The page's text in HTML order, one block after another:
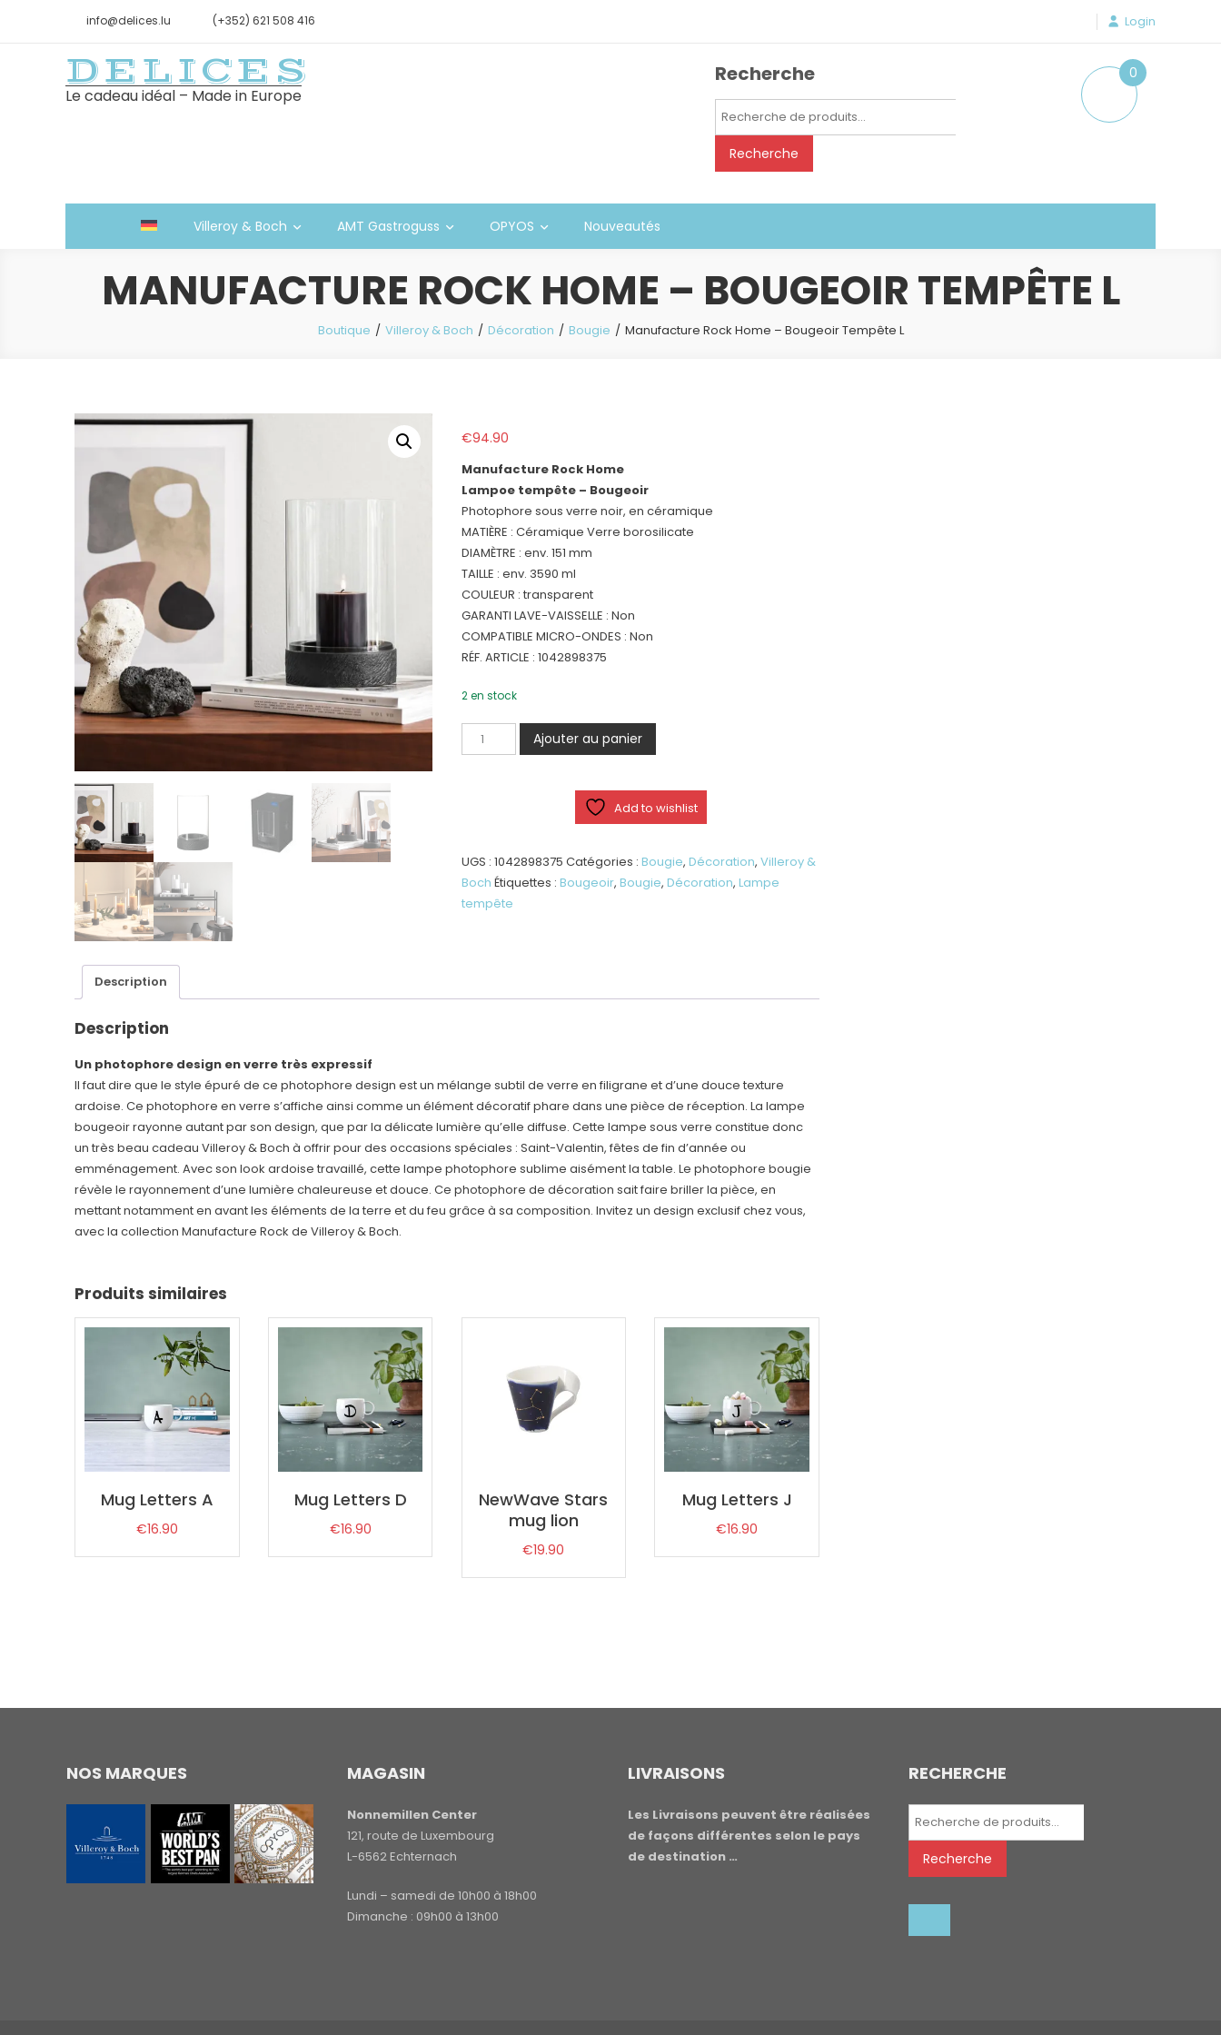
info@delices.lu (+352) 621 508 416 Login
DELICES
Le cadeau idéal – Made in Europe
Recherche
Recherche
Recherche
0
item
Villeroy & Boch AMT Gastroguss OPYOS Nouveautés
MANUFACTURE ROCK HOME – BOUGEOIR TEMPÊTE L
Boutique Villeroy & Boch Décoration Bougie Manufacture Rock Home – Bougeoir Tempête L
€94.90
Manufacture Rock Home
Lampoe tempête – Bougeoir
Photophore sous verre noir, en céramique
MATIÈRE : Céramique Verre borosilicate
DIAMÈTRE : env. 151 mm
TAILLE : env. 3590 ml
COULEUR : transparent
GARANTI LAVE-VAISSELLE : Non
COMPATIBLE MICRO-ONDES : Non
RÉF. ARTICLE : 1042898375
2 en stock
quantité
de
Bougeoir
Tempête
L
Ajouter au panier
Add to wishlist
UGS :1042898375 Catégories :Bougie,Décoration,Villeroy &
Boch Étiquettes :Bougeoir,Bougie,Décoration,Lampe
tempête
Description
Description
Un photophore design en verre très expressif
Il faut dire que le style épuré de ce photophore design est un mélange subtil de verre en filigrane et d’une douce texture
ardoise. Ce photophore en verre s’affiche ainsi comme un élément décoratif phare dans une pièce de réception. La lampe
bougeoir rayonne autant par son design, que par la délicate lumière qu’elle diffuse. Cette lampe sous verre constitue donc
un très beau cadeau Villeroy & Boch à offrir pour des occasions spéciales : Saint-Valentin, fêtes de fin d’année ou
emménagement. Avec son look ardoise travaillé, cette lampe photophore sublime aisément la table. Le photophore bougie
révèle le rayonnement d’une lumière chaleureuse et douce. Ce photophore de décoration sait faire briller la pièce, en
mettant notamment en avant les éléments de la terre et du feu grâce à sa composition. Invitez un design exclusif chez vous,
avec la collection Manufacture Rock de Villeroy & Boch.
Produits similaires
Mug Letters A
€16.90
Mug Letters D
€16.90
NewWave Stars
mug lion
€19.90
Mug Letters J
€16.90
NOS MARQUES MAGASIN
Nonnemillen Center
121, route de Luxembourg
L-6562 Echternach
Lundi – samedi de 10h00 à 18h00
Dimanche : 09h00 à 13h00
LIVRAISONS
Les Livraisons peuvent être réalisées
de façons différentes selon le pays
de destination …
RECHERCHE
Recherche
Recherche